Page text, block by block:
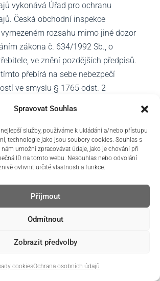
Spravovat Souhlas
služby, používáme k ukládání a/nebo přístupu
technologie jako jsou soubory cookies. Souhlas s
umožní zpracovávat údaje, jako je chování při
ID na tomto webu. Nesouhlas nebo odvolání
ovlivnit určité vlastnosti a funkce.
Příjmout
Odmítnout
Zobrazit předvolby
cookiesOchrana osobních údajů
vykonává Úřad pro ochranu
Česká obchodní inspekce
rozsahu mimo jiné dozor
zákona č. 634/1992 Sb., o
ve znění pozdějších předpisů.
přebírá na sebe nebezpečí
ve smyslu § 1765 odst. 2
povinnost vůči kupujícímu
Nařízení Evropského parlamentu
679 o ochraně fyzických osob v
zpracováním osobních údajů a o
těchto údajů a o zrušení směrnice
nařízení o ochraně osobních
osobních údajů kupujícího pro účely
účely plnění veřejnoprávních